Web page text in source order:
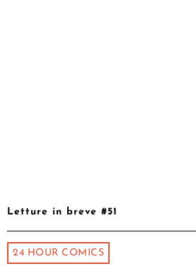
Letture in breve #51
24 HOUR COMICS